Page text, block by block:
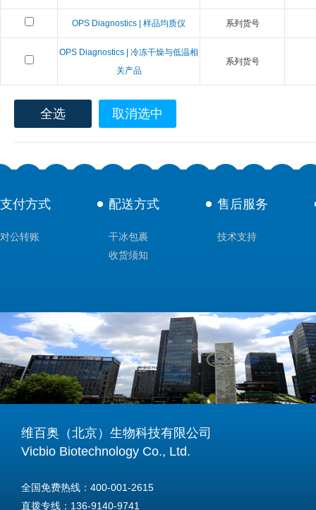
OPS Diagnostics | 样品均质仪 系列货号
OPS Diagnostics | 冷冻干燥与低温相
关产品
系列货号
全选 取消选中
支付方式
对公转账
配送方式
干冰包裹
收货须知
售后服务
技术支持
维百奥（北京）生物科技有限公司
Vicbio Biotechnology Co., Ltd.
全国免费热线：400-001-2615
直拨专线：136-9140-9741